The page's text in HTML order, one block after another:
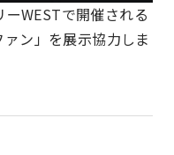
WESTで開催される
ン」を展示協力しま